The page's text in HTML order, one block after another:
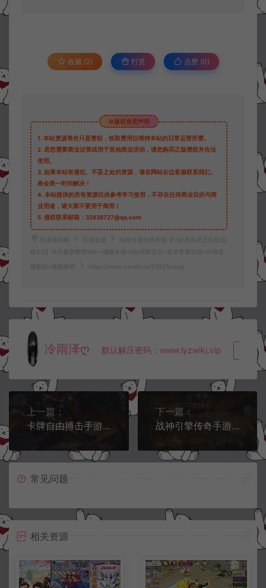
收藏 (2) 打赏 点赞 (0)
©版权免责声明
1. 本站资源售价只是赞助，收取费用仅维持本站的日常运营所需。
2. 若您需要商业运营或用于其他商业活动，请您购买正版授权并合法
使用。
3. 如果本站有侵犯、不妥之处的资源，请在网站右边客服联系我们。
将会第一时间解决！
4. 本站提供的所有资源仅供参考学习使用，不存在任何商业目的与商
业用途，请大家不要用于商用！
5. 侵权联系邮箱：32838727@qq.com
阿泽源码网 手游资源
战神引擎传奇手游【1.80星辰星王合版[白
猪3.1]】10月最新整理Win一键服务端+GM授权后台+安卓苹果双端+详细搭
建教程+视频教程 https://www.lyzwlkj.vip/53323/syzy/
冷雨泽ღ 默认解压密码：www.lyzwlkj.vip 复
上一篇：
卡牌自由搏击手游【航海王·启航6UR代金券内购版】10月最新整理Linux手工服务端+GM管理授权后台+安卓+详细搭建教程+视频教程
下一篇：
战神引擎传奇手游【1.76兄弟复古传奇开服版[白猪3.1]】10月最新整理Win一键服务端+GM授权后台+安卓苹果双端+详细搭建教程+视频教程
常见问题
相关资源